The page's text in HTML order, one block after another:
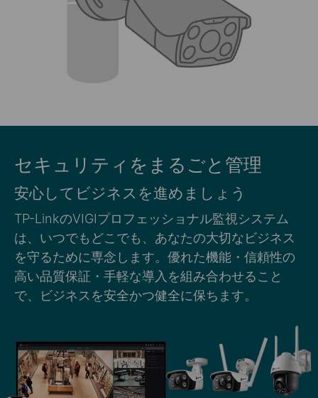
セキュリティをまるごと管理
安心してビジネスを進めましょう
TP-LinkのVIGIプロフェッショナル監視システム
は、いつでもどこでも、あなたの大切なビジネス
を守るために専念します。優れた機能・信頼性の
高い品質保証・手軽な導入を組み合わせること
で、ビジネスを安全かつ健全に保ちます。